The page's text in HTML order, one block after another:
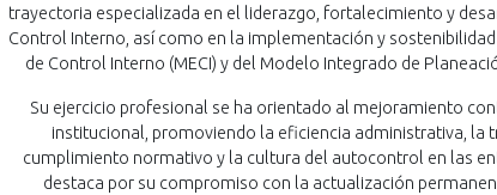
trayectoria especializada en el liderazgo, fortalecimiento y
Control Interno, así como en la implementación y
de Control Interno (MECI) y del Modelo Integrado de
Su ejercicio profesional se ha orientado al mejoramiento
institucional, promoviendo la eficiencia administrativa, la
cumplimiento normativo y la cultura del autocontrol en las
destaca por su compromiso con la actualización